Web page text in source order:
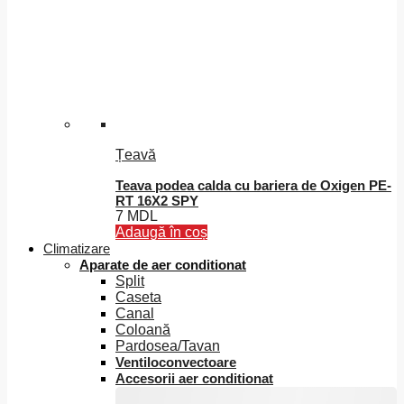
Țeavă
Teava podea calda cu bariera de Oxigen PE-
RT 16X2 SPY
7 MDL
Adaugă în coș
Climatizare
Aparate de aer conditionat
Split
Caseta
Canal
Coloană
Pardosea/Tavan
Ventiloconvectoare
Accesorii aer conditionat